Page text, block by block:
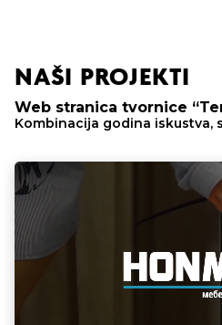
NAŠI PROJEKTI
Web stranica tvornice
Kombinacija godina iskustva,